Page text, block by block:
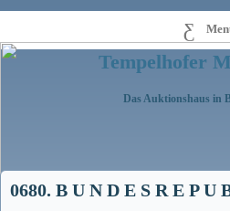
Tempelhofer
Das Auktionshaus in
0680. B U N D E S R E P U